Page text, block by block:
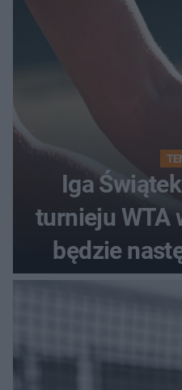
Iga
turnieju WTA
będzie